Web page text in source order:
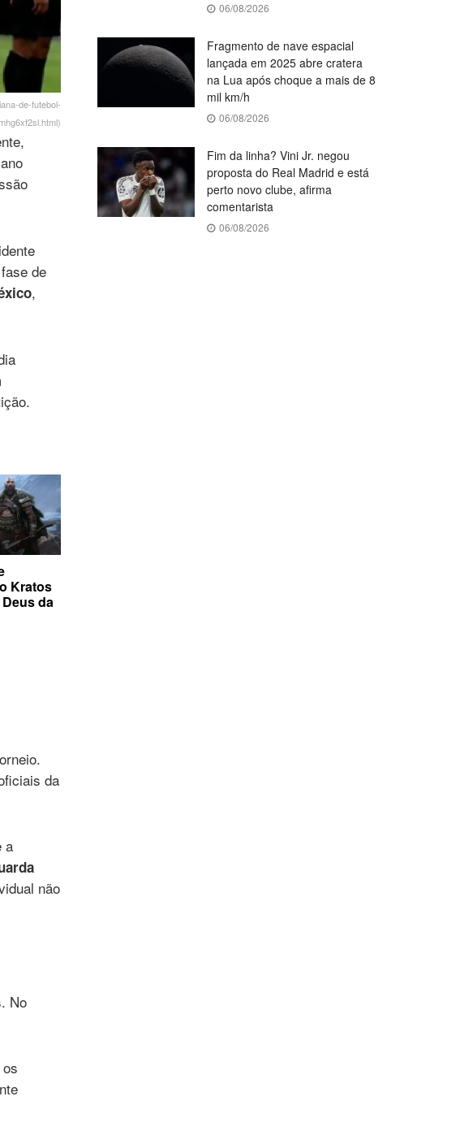
de-futebol-
de
,
Kratos
da
da
a
não
No
06/08/2026
Fragmento de nave espacial
lançada em 2025 abre cratera
na Lua após choque a mais de 8
mil km/h
06/08/2026
Fim da linha? Vini Jr. negou
proposta do Real Madrid e está
perto novo clube, afirma
comentarista
06/08/2026